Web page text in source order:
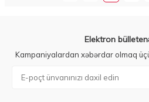
Elektron
Kampaniyalardan xəbərdar olmaq